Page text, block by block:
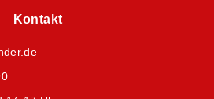
Kontakt